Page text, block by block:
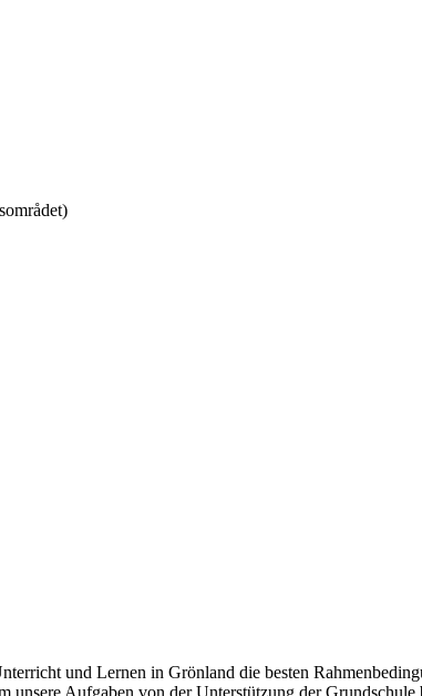
und Lernen in Grönland die besten
unsere Aufgaben von der Unterstützung der